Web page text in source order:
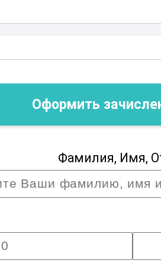
морской
не только повысить
в условиях
Оформить
Фамилия, Имя,